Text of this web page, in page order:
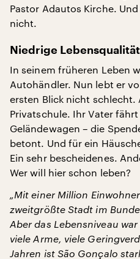
Pastor Adautos Kirche.
nicht.
Niedrige
In seinem früheren Leben
Autohändler. Nun lebt er
ersten Blick nicht schlecht.
Privatschule. Ihr Vater
Geländewagen – die
betont. Und für ein
Ein sehr bescheidenes.
Wer will hier schon leben?
„Mit einer Million
zweitgrößte Stadt im
Aber das Lebensniveau
viele Arme, viele
Jahren ist São Gonçalo